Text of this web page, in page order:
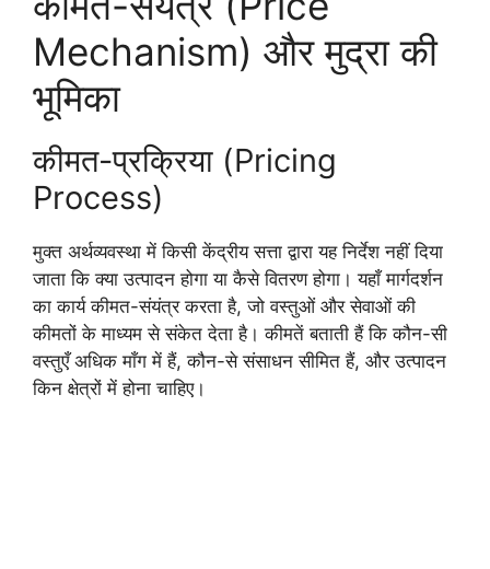
Mechanism) और मुद्रा की
भूमिका
कीमत-प्रक्रिया (Pricing
Process)
मुक्त अर्थव्यवस्था में किसी केंद्रीय सत्ता द्वारा यह निर्देश नहीं दिया
जाता कि क्या उत्पादन होगा या कैसे वितरण होगा। यहाँ मार्गदर्शन
का कार्य कीमत-संयंत्र करता है, जो वस्तुओं और सेवाओं की
कीमतों के माध्यम से संकेत देता है। कीमतें बताती हैं कि कौन-सी
वस्तुएँ अधिक माँग में हैं, कौन-से संसाधन सीमित हैं, और उत्पादन
किन क्षेत्रों में होना चाहिए।